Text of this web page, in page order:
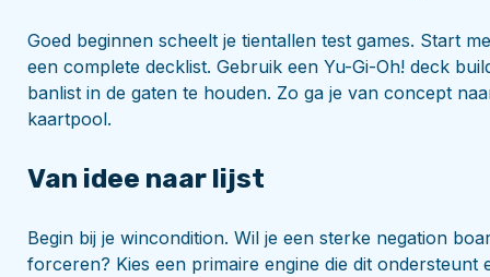
Goed beginnen scheelt je tientallen test games. Start
een complete decklist. Gebruik een Yu-Gi-Oh! deck
banlist in de gaten te houden. Zo ga je van concept
kaartpool.
Van idee naar lijst
Begin bij je wincondition. Wil je een sterke negation
forceren? Kies een primaire engine die dit